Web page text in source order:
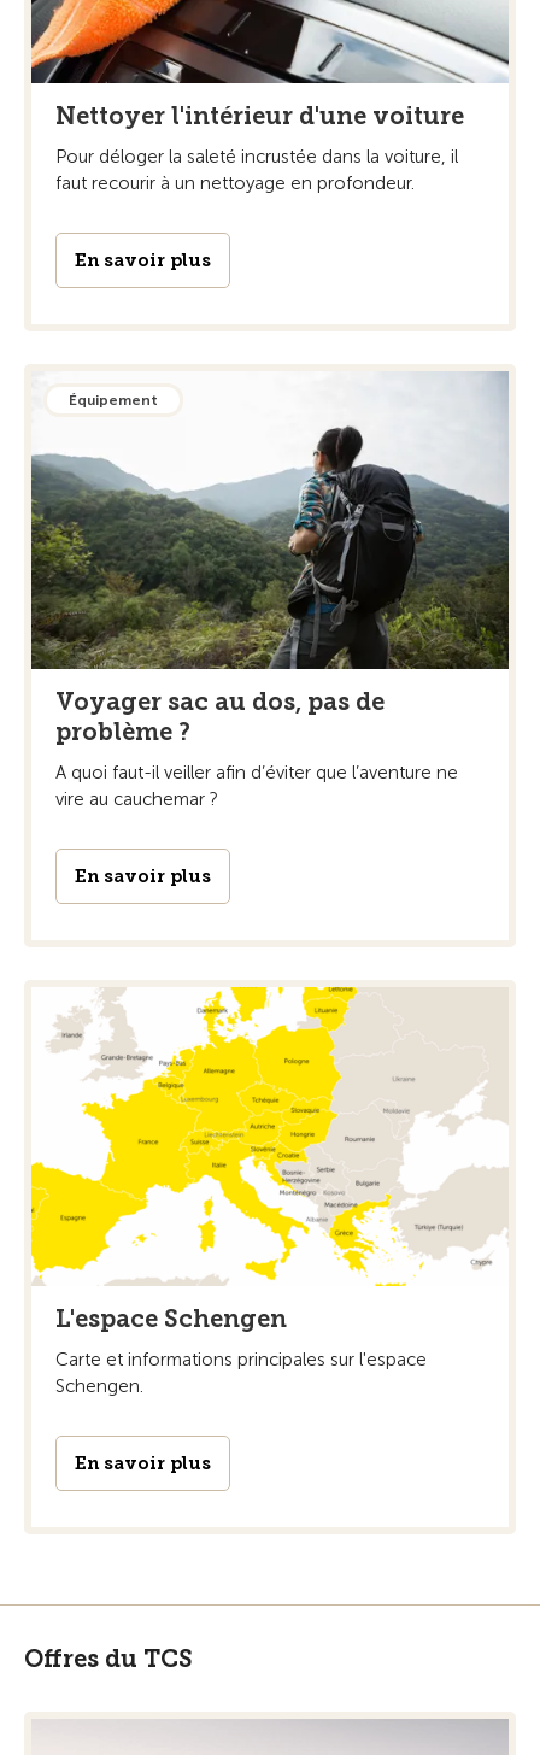
Nettoyer l'intérieur d'une voiture
Pour déloger la saleté incrustée dans la voiture, il
faut recourir à un nettoyage en profondeur.
En savoir plus
Équipement
Voyager sac au dos, pas de
problème ?
A quoi faut-il veiller afin d’éviter que l’aventure ne
vire au cauchemar ?
En savoir plus
L'espace Schengen
Carte et informations principales sur l'espace
Schengen.
En savoir plus
Offres du TCS